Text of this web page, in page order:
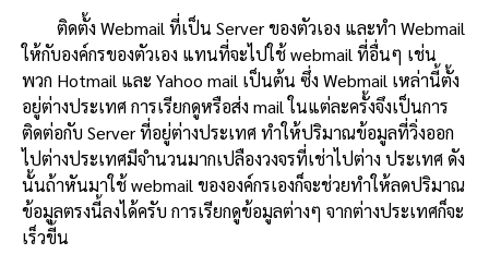
ติดตั้ง Webmail ที่เป็น Server ของตัวเอง และทำ Webmail
ให้กับองค์กรของตัวเอง แทนที่จะไปใช้ webmail ที่อื่นๆ เช่น
พวก Hotmail และ Yahoo mail เป็นต้น ซึ่ง Webmail เหล่านี้ตั้ง
อยู่ต่างประเทศ การเรียกดูหรือส่ง mail ในแต่ละครั้งจึงเป็นการ
ติดต่อกับ Server ที่อยู่ต่างประเทศ ทำให้ปริมาณข้อมูลที่วิ่งออก
ไปต่างประเทศมีจำนวนมากเปลืองวงจรที่เช่าไปต่าง ประเทศ ดัง
นั้นถ้าหันมาใช้ webmail ขององค์กรเองก็จะช่วยทำให้ลดปริมาณ
ข้อมูลตรงนี้ลงได้ครับ การเรียกดูข้อมูลต่างๆ จากต่างประเทศก็จะ
เร็วขี้น